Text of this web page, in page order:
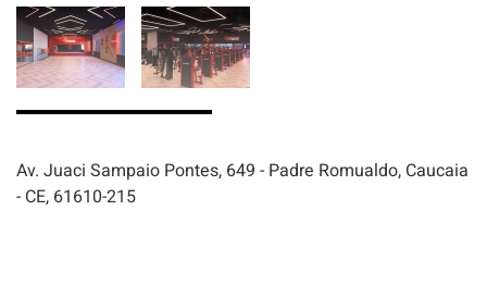
Av. Juaci Sampaio Pontes, 649 - Padre Romualdo, Caucaia
- CE, 61610-215